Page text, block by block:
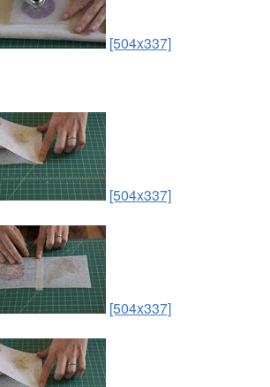
[504x337]
[504x337]
[504x337]